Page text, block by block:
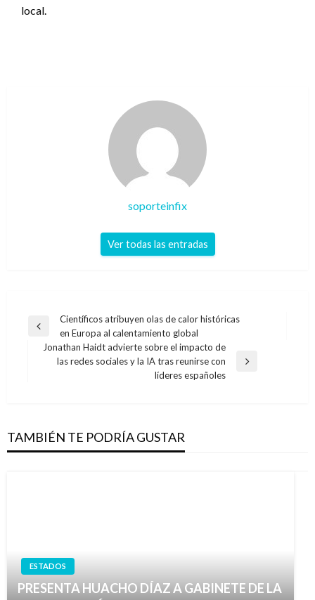
local.
soporteinfix
Ver todas las entradas
Navegación
entradas
Entrada
anterior
Científicos atribuyen olas de calor históricas
en Europa al calentamiento global
Entrada
Jonathan Haidt advierte sobre el impacto de
las redes sociales y la IA tras reunirse con
líderes españoles
TAMBIÉN TE PODRÍA GUSTAR
ESTADOS
PRESENTA HUACHO DÍAZ A GABINETE DE LA